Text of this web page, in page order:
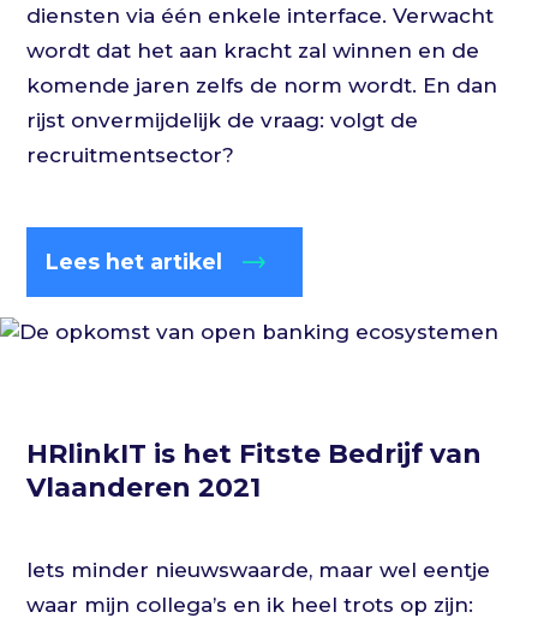
diensten via één enkele interface. Verwacht
wordt dat het aan kracht zal winnen en de
komende jaren zelfs de norm wordt. En dan
rijst onvermijdelijk de vraag: volgt de
recruitmentsector?
Lees het artikel
HRlinkIT is het Fitste Bedrijf van
Vlaanderen 2021
Iets minder nieuwswaarde, maar wel eentje
waar mijn collega’s en ik heel trots op zijn: